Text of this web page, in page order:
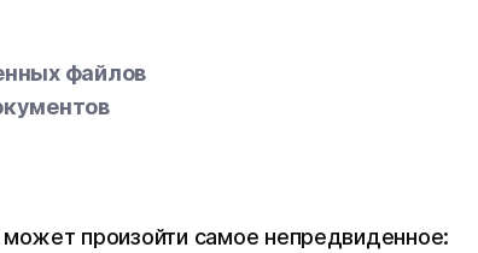
файлов
произойти самое непредвиденное: